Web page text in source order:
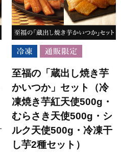
至福の「蔵出し焼き芋
かいつか」セット（冷
凍焼き芋紅天使500g・
むらさき天使500g・シ
ルク天使500g・冷凍干
し芋2種セット）